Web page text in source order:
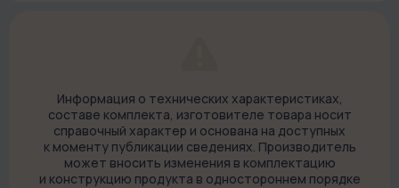
Что в коробке
Термокружка Pinkah 430 мл
Документация
Информация о технических характеристиках,
составе комплекта, изготовителе товара носит
справочный характер и основана на доступных
к моменту публикации сведениях. Производитель
может вносить изменения в комплектацию
и конструкцию продукта в одностороннем порядке